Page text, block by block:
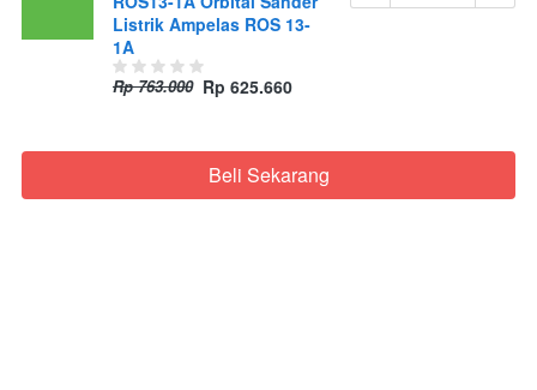
Listrik Ampelas ROS 13-
1A
Rp 763.000 Rp 625.660
`Beli Sekarang